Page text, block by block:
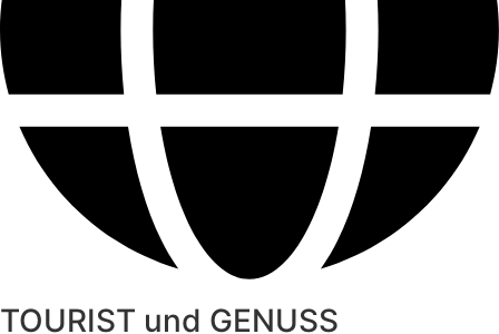
TOURIST und GENUSS